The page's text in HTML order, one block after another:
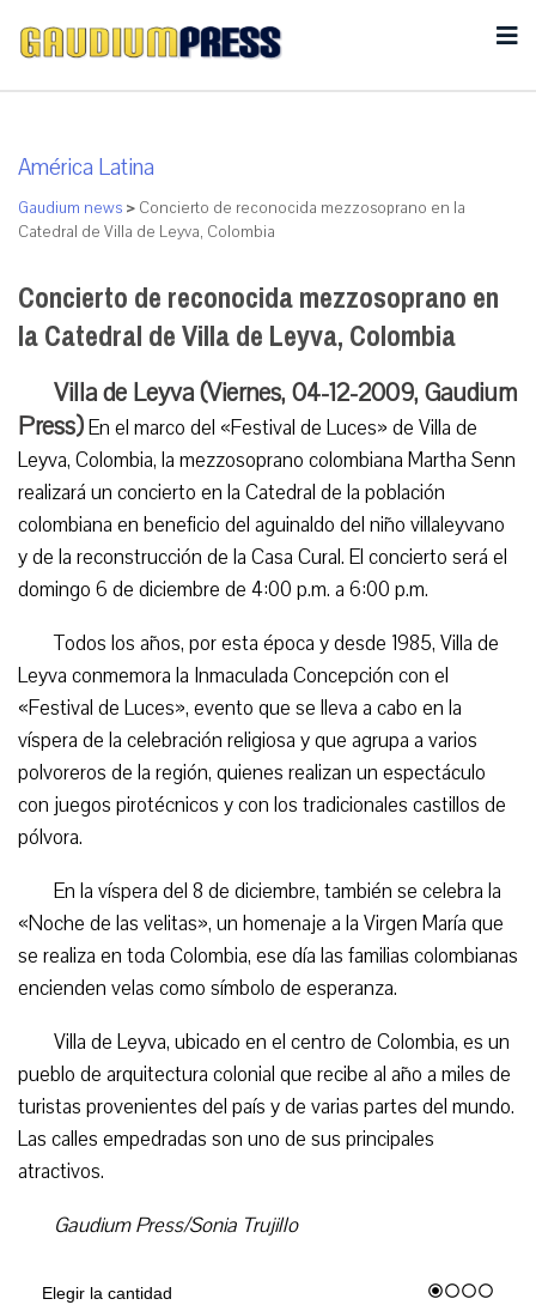
América Latina
Gaudium news > Concierto de reconocida mezzosoprano en la
Catedral de Villa de Leyva, Colombia
Concierto de reconocida mezzosoprano en
la Catedral de Villa de Leyva, Colombia
Villa de Leyva (Viernes, 04-12-2009, Gaudium
Press)En el marco del «Festival de Luces» de Villa de
Leyva, Colombia, la mezzosoprano colombiana Martha Senn
realizará un concierto en la Catedral de la población
colombiana en beneficio del aguinaldo del niño villaleyvano
y de la reconstrucción de la Casa Cural. El concierto será el
domingo 6 de diciembre de 4:00 p.m. a 6:00 p.m.
Todos los años, por esta época y desde 1985, Villa de
Leyva conmemora la Inmaculada Concepción con el
«Festival de Luces», evento que se lleva a cabo en la
víspera de la celebración religiosa y que agrupa a varios
polvoreros de la región, quienes realizan un espectáculo
con juegos pirotécnicos y con los tradicionales castillos de
pólvora.
En la víspera del 8 de diciembre, también se celebra la
«Noche de las velitas», un homenaje a la Virgen María que
se realiza en toda Colombia, ese día las familias colombianas
encienden velas como símbolo de esperanza.
Villa de Leyva, ubicado en el centro de Colombia, es un
pueblo de arquitectura colonial que recibe al año a miles de
turistas provenientes del país y de varias partes del mundo.
Las calles empedradas son uno de sus principales
atractivos.
Gaudium Press/Sonia Trujillo